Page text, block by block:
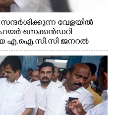
വേളയിൽ
ഹയർ സെക്കൻഡറി
എ.ഐ.സി.സി ജനറൽ
എം.പി കുരുന്നിനെ
സഹകരണ-എക്സൈസ്
മന്ത്രി ടി. സിദ്ദിഖ്,
എ എന്നിവർ സമീപം